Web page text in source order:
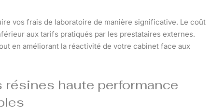
vos frais de laboratoire de manière significative. Le coût
aux tarifs pratiqués par les prestataires externes.
en améliorant la réactivité de votre cabinet face aux
haute performance